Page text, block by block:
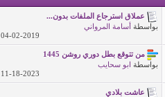
عملاق استرجاع الملفات بدون...
بواسطةأسامة المرواني
04-02-2019
من تتوقع بطل دوري روشن 1445
بواسطة ابو سحايب
11-18-2023
عاشت بلادي